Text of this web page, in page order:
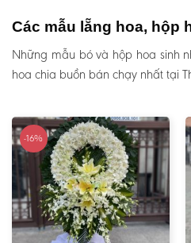
Các mẫu lẵng hoa, hộp
Những mẫu bó và hộp hoa sinh
hoa chia buồn bán chạy nhất tại
-16%